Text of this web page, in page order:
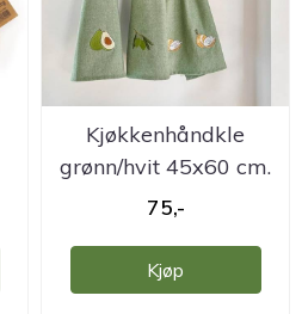
Kjøkkenhåndkle
grønn/hvit 45x60 cm.
resirkulert
75,-
Kjøp